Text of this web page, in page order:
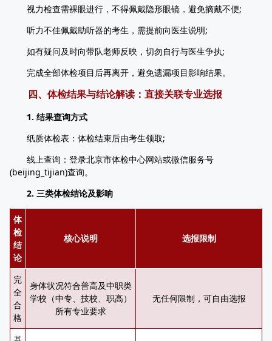
视力检查需裸眼进行，不得佩戴隐形眼镜，避免摘戴不便;
听力不佳佩戴助听器的考生，需提前向医生说明;
如有疑问及时向带队老师反映，切勿自行与医生争执;
完成全部体检项目后再离开，避免遗漏项目影响结果。
四、体检结果与结论解读：直接关联专业选报
1. 结果查询方式
纸质体检表：体检结束后由考生领取;
线上查询：登录北京市体检中心网站或微信服务号
(beijing_tijian)查询。
2. 三类体检结论及影响
体
检
结
论
核心说明 选报限制
完
全
合
格
身体状况符合普高及中职类
学校（中专、技校、职高）
所有专业要求
无任何限制，可自由选报